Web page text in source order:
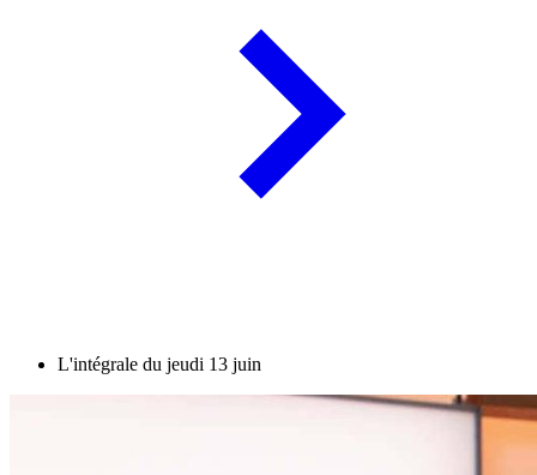
L'intégrale du jeudi 13 juin